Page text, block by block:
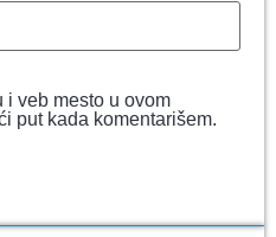
i veb mesto u ovom
put kada komentarišem.